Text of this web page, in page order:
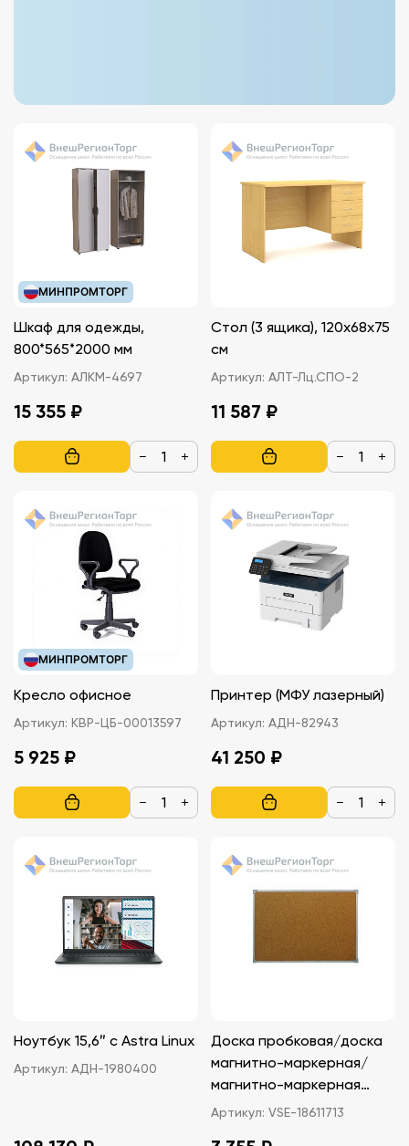
МИНПРОМТОРГ
Шкаф для одежды,
800*565*2000 мм
Артикул: АЛКМ-4697
15 355 ₽
− +
Стол (3 ящика), 120х68х75
см
Артикул: АЛТ-Лц.СПО-2
11 587 ₽
− +
МИНПРОМТОРГ
Кресло офисное
Артикул: КВР-ЦБ-00013597
5 925 ₽
− +
Принтер (МФУ лазерный)
Артикул: АДН-82943
41 250 ₽
− +
Ноутбук 15,6″ с Astra Linux
Артикул: АДН-1980400
Доска пробковая/доска
магнитно-маркерная/
магнитно-маркерная
пленка на стену
Артикул: VSE-18611713